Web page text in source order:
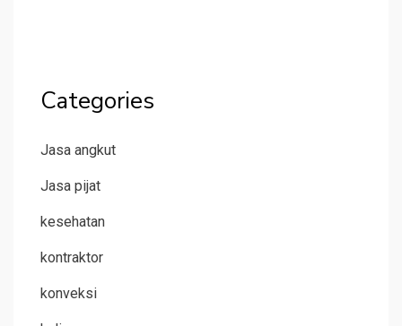
Categories
Jasa angkut
Jasa pijat
kesehatan
kontraktor
konveksi